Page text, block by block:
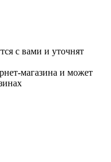
с вами и уточнят
магазина и может